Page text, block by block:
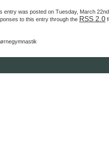
entry was posted on Tuesday, March
to this entry through the RSS 2.0